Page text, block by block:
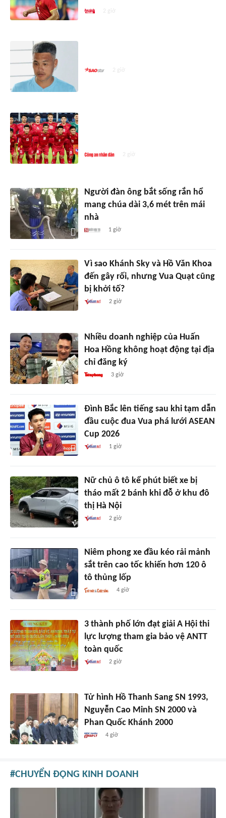
2 giờ
2 giờ
2 giờ
Người đàn ông bắt sống rắn hổ
mang chúa dài 3,6 mét trên mái
nhà
1 giờ
Vì sao Khánh Sky và Hồ Văn Khoa
đến gây rối, nhưng Vua Quạt cũng
bị khởi tố?
2 giờ
Nhiều doanh nghiệp của Huấn
Hoa Hồng không hoạt động tại địa
chỉ đăng ký
3 giờ
Đình Bắc lên tiếng sau khi tạm dẫn
đầu cuộc đua Vua phá lưới ASEAN
Cup 2026
1 giờ
Nữ chủ ô tô kể phút biết xe bị
tháo mất 2 bánh khi đỗ ở khu đô
thị Hà Nội
2 giờ
Niêm phong xe đầu kéo rải mảnh
sắt trên cao tốc khiến hơn 120 ô
tô thủng lốp
4 giờ
3 thành phố lớn đạt giải A Hội thi
lực lượng tham gia bảo vệ ANTT
toàn quốc
2 giờ
Tử hình Hồ Thanh Sang SN 1993,
Nguyễn Cao Minh SN 2000 và
Phan Quốc Khánh 2000
4 giờ
CHUYỂN ĐỘNG KINH DOANH